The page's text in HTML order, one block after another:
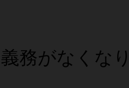
務がなくな